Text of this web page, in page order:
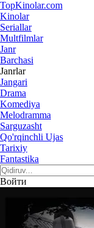
TopKinolar.com
Kinolar
Seriallar
Multfilmlar
Janr
Barchasi
Janrlar
Jangari
Drama
Komediya
Melodramma
Sarguzasht
Qo'rqinchli Ujas
Tarixiy
Fantastika
Войти